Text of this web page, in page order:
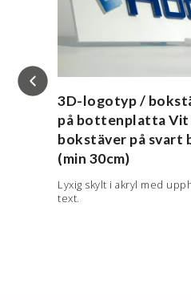
3D-logotyp /
på bottenplattaVit
bokstäver på
(min 30cm)
Lyxig skylt i akryl med
text.